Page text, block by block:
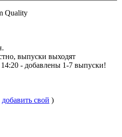
Quality
выпуски выходят
- добавлены 1-7 выпуски!
добавить свой )